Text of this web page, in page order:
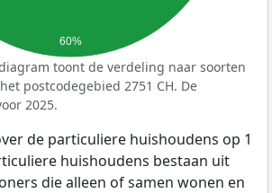
60%
toont de verdeling naar soorten
postcodegebied 2751 CH. De
2025.
de particuliere huishoudens op 1
huishoudens bestaan uit
die alleen of samen wonen en